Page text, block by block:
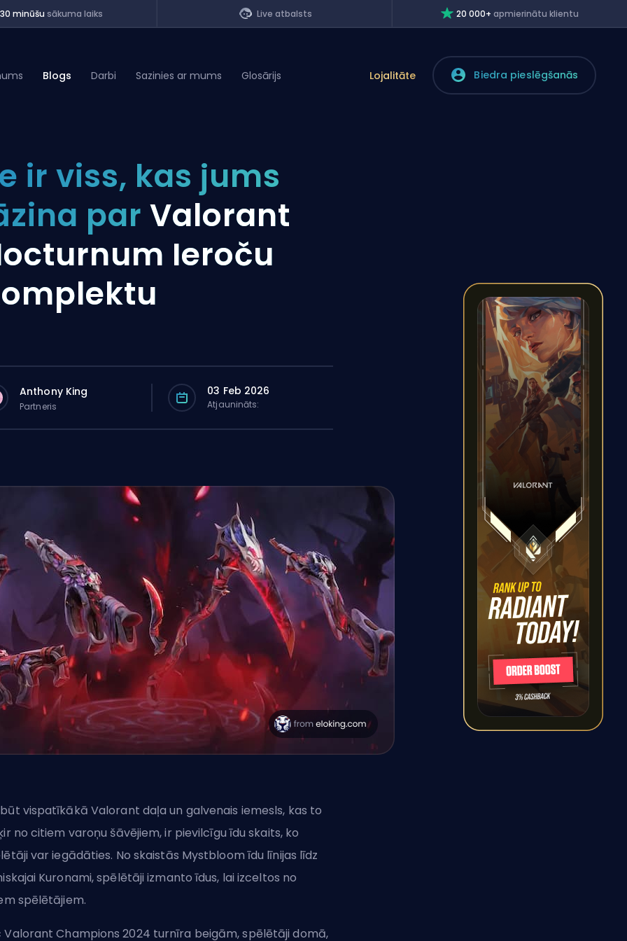
minūšu sākuma laiks Live atbalsts 20 000+apmierinātu klientu
Blogs Darbi Sazinies ar mums Glosārijs Lojalitāte Biedra pieslēgšanās
ir viss, kas jums
par Valorant
Ieroču
Anthony King
Partneris
03 Feb 2026
Atjaunināts:
vispatīkākā Valorant daļa un galvenais iemesls, kas to
no citiem varoņu šāvējiem, ir pievilcīgu īdu skaits, ko
var iegādāties. No skaistās Mystbloom īdu līnijas līdz
Kuronami, spēlētāji izmanto īdus, lai izceltos no
spēlētājiem.
Valorant Champions 2024 turnīra beigām, spēlētāji domā,